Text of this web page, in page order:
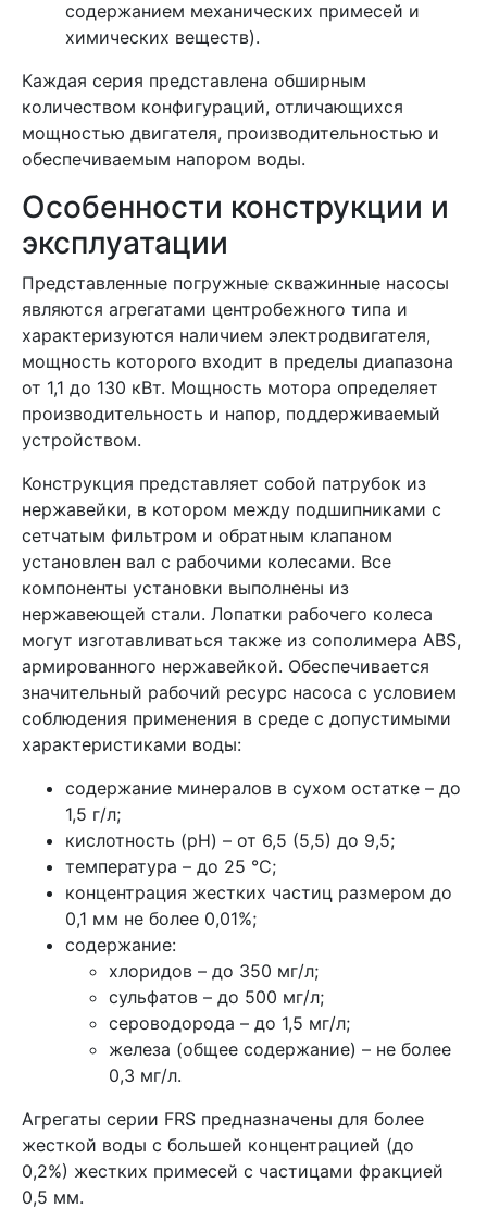
содержанием механических примесей и
химических веществ).
Каждая серия представлена обширным
количеством конфигураций, отличающихся
мощностью двигателя, производительностью и
обеспечиваемым напором воды.
Особенности конструкции и
эксплуатации
Представленные погружные скважинные насосы
являются агрегатами центробежного типа и
характеризуются наличием электродвигателя,
мощность которого входит в пределы диапазона
от 1,1 до 130 кВт. Мощность мотора определяет
производительность и напор, поддерживаемый
устройством.
Конструкция представляет собой патрубок из
нержавейки, в котором между подшипниками с
сетчатым фильтром и обратным клапаном
установлен вал с рабочими колесами. Все
компоненты установки выполнены из
нержавеющей стали. Лопатки рабочего колеса
могут изготавливаться также из сополимера ABS,
армированного нержавейкой. Обеспечивается
значительный рабочий ресурс насоса с условием
соблюдения применения в среде с допустимыми
характеристиками воды:
содержание минералов в сухом остатке – до
1,5 г/л;
кислотность (рН) – от 6,5 (5,5) до 9,5;
температура – до 25 °C;
концентрация жестких частиц размером до
0,1 мм не более 0,01%;
содержание:
хлоридов – до 350 мг/л;
сульфатов – до 500 мг/л;
сероводорода – до 1,5 мг/л;
железа (общее содержание) – не более
0,3 мг/л.
Агрегаты серии FRS предназначены для более
жесткой воды с большей концентрацией (до
0,2%) жестких примесей с частицами фракцией
0,5 мм.